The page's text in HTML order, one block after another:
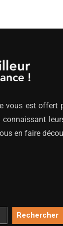
vous est offert
en faire
Rechercher